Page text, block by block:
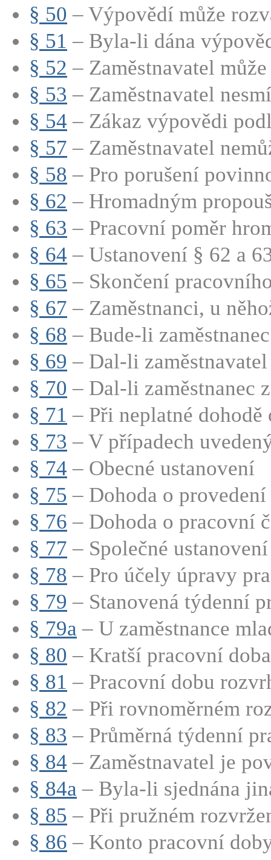
§ 50 – Výpovědí může
§ 51 – Byla-li dána
§ 52 – Zaměstnavatel
§ 53 – Zaměstnavatel
§ 54 – Zákaz výpovědi
§ 57 – Zaměstnavatel
§ 58 – Pro porušení
§ 62 – Hromadným
§ 63 – Pracovní poměr
§ 64 – Ustanovení § 62 a
§ 65 – Skončení
§ 67 – Zaměstnanci, u
§ 68 – Bude-li
§ 69 – Dal-li zaměstnavatel
§ 70 – Dal-li zaměstnanec
§ 71 – Při neplatné dohodě
§ 73 – V případech
§ 74 – Obecné ustanovení
§ 75 – Dohoda o provedení
§ 76 – Dohoda o pracovní
§ 77 – Společné ustanovení
§ 78 – Pro účely úpravy
§ 79 – Stanovená týdenní
§ 79a – U zaměstnance
§ 80 – Kratší pracovní doba
§ 81 – Pracovní dobu
§ 82 – Při rovnoměrném
§ 83 – Průměrná týdenní
§ 84 – Zaměstnavatel je
§ 84a – Byla-li sjednána
§ 85 – Při pružném
§ 86 – Konto pracovní